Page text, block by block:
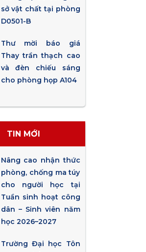
sở vật chất tại phòng
D0501-B
Thư mời báo giá
Thay trần thạch cao
và đèn chiếu sáng
cho phòng họp A104
TIN MỚI
Nâng cao nhận thức
phòng, chống ma túy
cho người học tại
Tuần sinh hoạt công
dân – Sinh viên năm
học 2026–2027
Trường Đại học Tôn